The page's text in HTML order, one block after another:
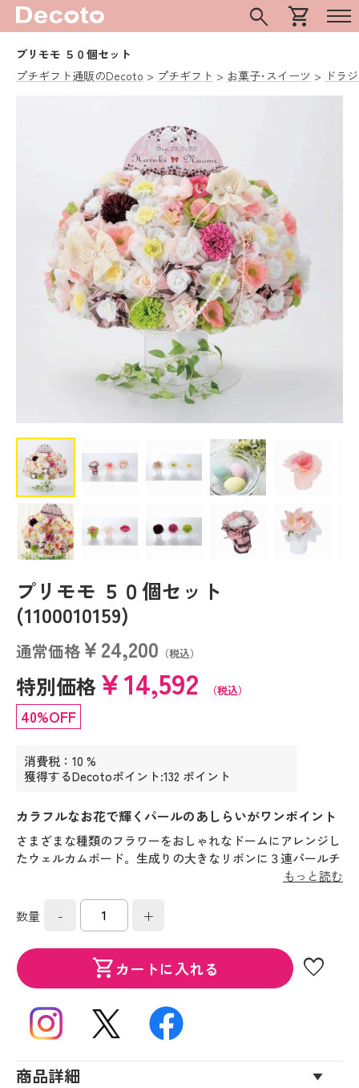
search shopping_cart
プリモモ ５０個セット
プチギフト通販のDecoto
プチギフト お菓子･スイーツ ドラ
プリモモ ５０個セット
(1100010159)
通常価格￥24,200 （税込）
特別価格￥14,592 （税込）
40%OFF
消費税：10 %
獲得するDecotoポイント:132 ポイント
カラフルなお花で輝くパールのあしらいがワンポイント
さまざまな種類のフラワーをおしゃれなドームにアレンジし
たウェルカムボード。生成りの大きなリボンに３連パールチ
もっと読む
数量 - +
shopping_cartカートに入れる favorite
商品詳細